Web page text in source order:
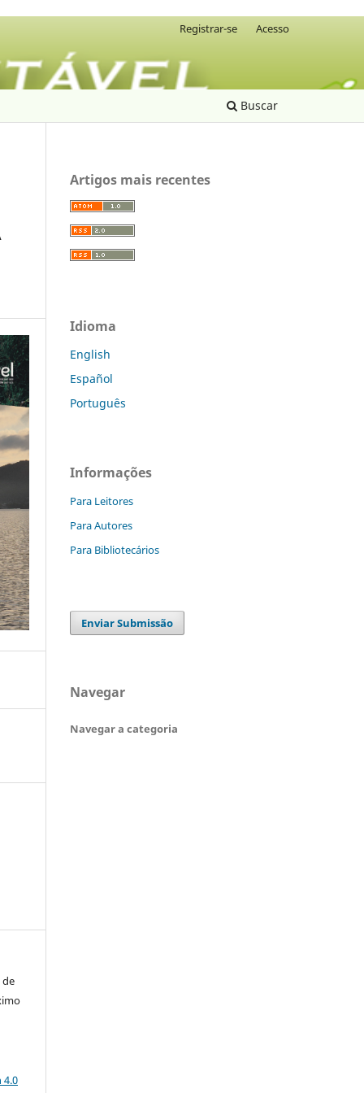
Buscar
Registrar-se Acesso
de
4.0
Artigos mais recentes
Idioma
English
Español
Português
Informações
Para Leitores
Para Autores
Para Bibliotecários
Enviar Submissão
Navegar
Navegar a categoria